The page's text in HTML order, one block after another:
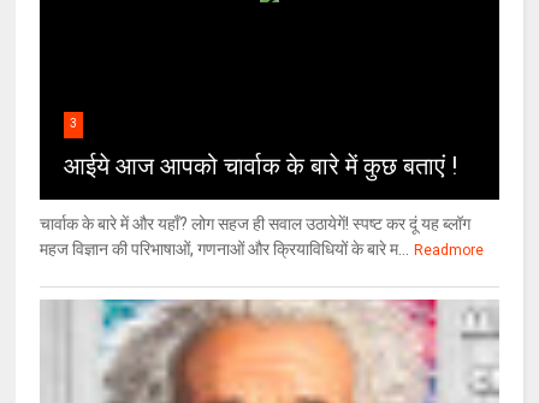
3
आईये आज आपको चार्वाक के बारे में कुछ बताएं !
चार्वाक के बारे में और यहाँ? लोग सहज ही सवाल उठायेगें! स्पष्ट कर दूं यह ब्लॉग
महज विज्ञान की परिभाषाओं, गणनाओं और क्रियाविधियों के बारे म...
Readmore